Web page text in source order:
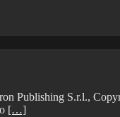
Publishing S.r.l.,
[…]